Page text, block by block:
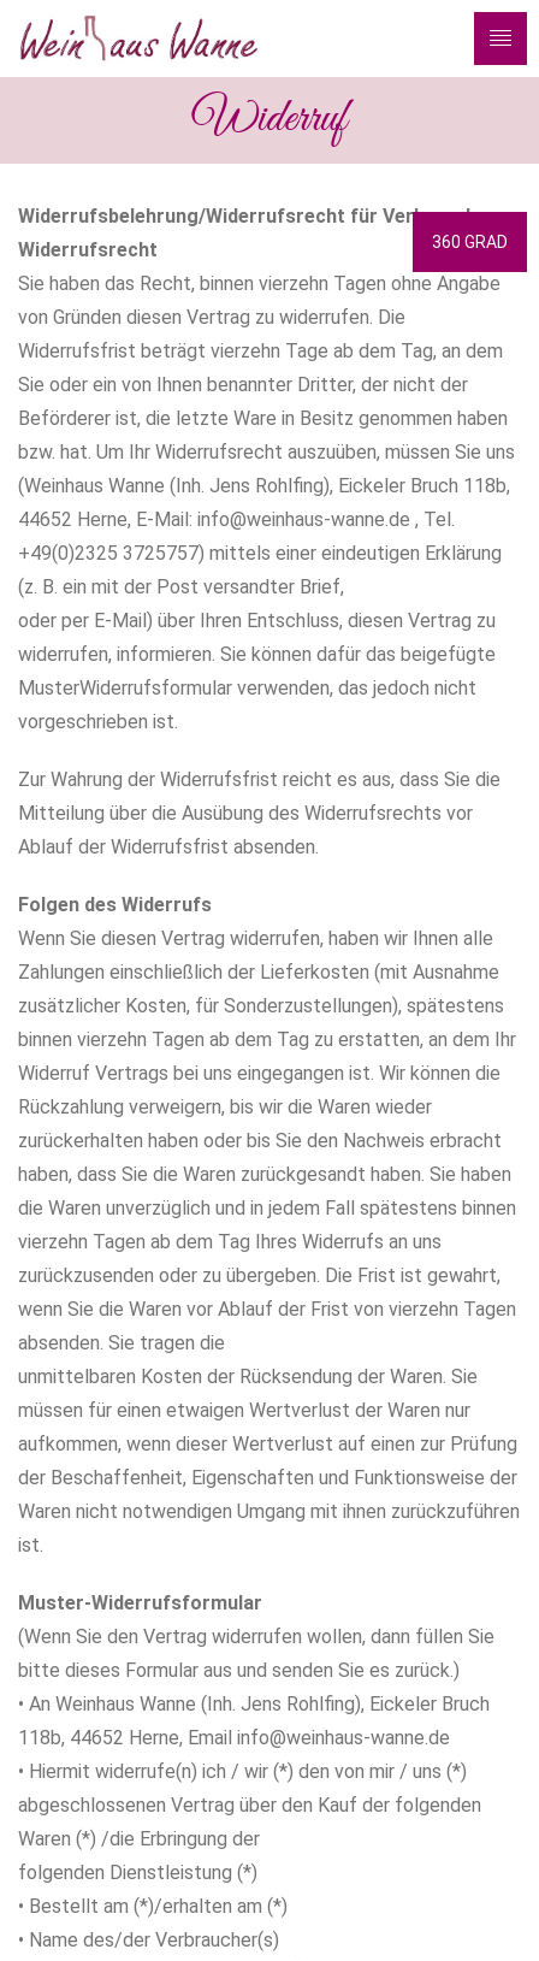
Widerruf
360 GRAD
Widerrufsbelehrung/Widerrufsrecht für Verbraucher
Widerrufsrecht
Sie haben das Recht, binnen vierzehn Tagen ohne Angabe
von Gründen diesen Vertrag zu widerrufen. Die
Widerrufsfrist beträgt vierzehn Tage ab dem Tag, an dem
Sie oder ein von Ihnen benannter Dritter, der nicht der
Beförderer ist, die letzte Ware in Besitz genommen haben
bzw. hat. Um Ihr Widerrufsrecht auszuüben, müssen Sie uns
(Weinhaus Wanne (Inh. Jens Rohlfing), Eickeler Bruch 118b,
44652 Herne, E-Mail: info@weinhaus-wanne.de , Tel.
+49(0)2325 3725757) mittels einer eindeutigen Erklärung
(z. B. ein mit der Post versandter Brief,
oder per E-Mail) über Ihren Entschluss, diesen Vertrag zu
widerrufen, informieren. Sie können dafür das beigefügte
MusterWiderrufsformular verwenden, das jedoch nicht
vorgeschrieben ist.
Zur Wahrung der Widerrufsfrist reicht es aus, dass Sie die
Mitteilung über die Ausübung des Widerrufsrechts vor
Ablauf der Widerrufsfrist absenden.
Folgen des Widerrufs
Wenn Sie diesen Vertrag widerrufen, haben wir Ihnen alle
Zahlungen einschließlich der Lieferkosten (mit Ausnahme
zusätzlicher Kosten, für Sonderzustellungen), spätestens
binnen vierzehn Tagen ab dem Tag zu erstatten, an dem Ihr
Widerruf Vertrags bei uns eingegangen ist. Wir können die
Rückzahlung verweigern, bis wir die Waren wieder
zurückerhalten haben oder bis Sie den Nachweis erbracht
haben, dass Sie die Waren zurückgesandt haben. Sie haben
die Waren unverzüglich und in jedem Fall spätestens binnen
vierzehn Tagen ab dem Tag Ihres Widerrufs an uns
zurückzusenden oder zu übergeben. Die Frist ist gewahrt,
wenn Sie die Waren vor Ablauf der Frist von vierzehn Tagen
absenden. Sie tragen die
unmittelbaren Kosten der Rücksendung der Waren. Sie
müssen für einen etwaigen Wertverlust der Waren nur
aufkommen, wenn dieser Wertverlust auf einen zur Prüfung
der Beschaffenheit, Eigenschaften und Funktionsweise der
Waren nicht notwendigen Umgang mit ihnen zurückzuführen
ist.
Muster-Widerrufsformular
(Wenn Sie den Vertrag widerrufen wollen, dann füllen Sie
bitte dieses Formular aus und senden Sie es zurück.)
• An Weinhaus Wanne (Inh. Jens Rohlfing), Eickeler Bruch
118b, 44652 Herne, Email info@weinhaus-wanne.de
• Hiermit widerrufe(n) ich / wir (*) den von mir / uns (*)
abgeschlossenen Vertrag über den Kauf der folgenden
Waren (*) /die Erbringung der
folgenden Dienstleistung (*)
• Bestellt am (*)/erhalten am (*)
• Name des/der Verbraucher(s)